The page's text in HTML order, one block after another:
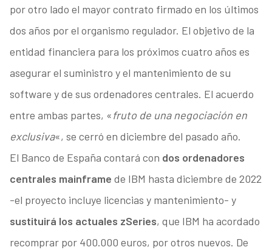
por otro lado el mayor contrato firmado en los últimos
dos años por el organismo regulador. El objetivo de la
entidad financiera para los próximos cuatro años es
asegurar el suministro y el mantenimiento de su
software y de sus ordenadores centrales. El acuerdo
entre ambas partes, «fruto de una negociación en
exclusiva«, se cerró en diciembre del pasado año.
El Banco de España contará con dos ordenadores
centrales mainframe de IBM hasta diciembre de 2022
-el proyecto incluye licencias y mantenimiento- y
sustituirá los actuales zSeries, que IBM ha acordado
recomprar por 400.000 euros, por otros nuevos. De